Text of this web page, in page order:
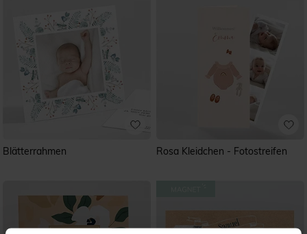
Blätterrahmen Rosa Kleidchen - Fotostreifen